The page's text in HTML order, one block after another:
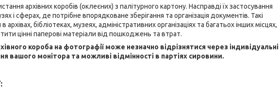
архівних коробів (оклеєних) з палітурного картону. Насправді їх застосування
і сферах, де потрібне впорядковане зберігання та організація документів. Такі
бібліотеках, музеях, адміністративних організаціях та багатьох інших місцях,
цінні паперові матеріали від пошкоджень та втрат.
короба на фотографії може незначно відрізнятися через індивідуальні
вашого монітора та можливі відмінності в партіях сировини.